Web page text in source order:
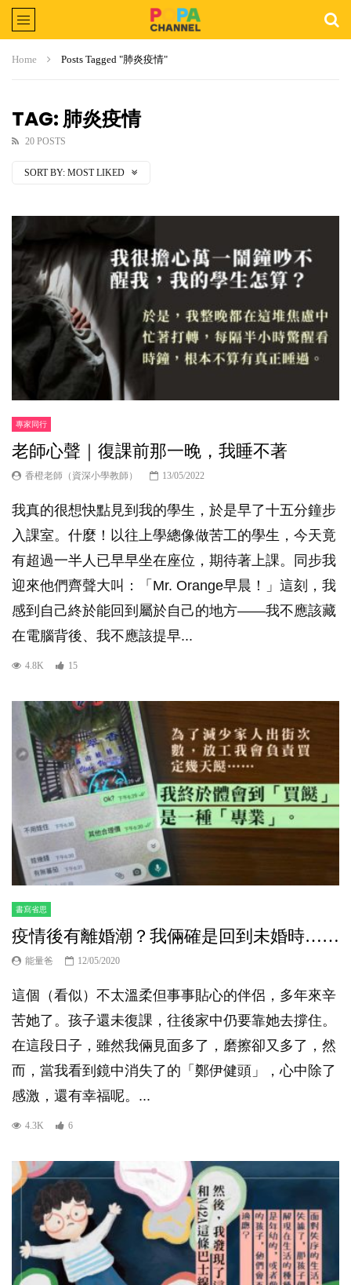
Home Posts Tagged "肺炎疫情"
TAG: 肺炎疫情
20 POSTS
SORT BY: MOST LIKED
專家同行
老師心聲｜復課前那一晚，我睡不著
香橙老師（資深小學教師） 13/05/2022
我真的很想快點見到我的學生，於是早了十五分鐘步
入課室。什麼！以往上學總像做苦工的學生，今天竟
有超過一半人已早早坐在座位，期待著上課。同步我
迎來他們齊聲大叫：「Mr. Orange早晨！」這刻，我
感到自己終於能回到屬於自己的地方——我不應該藏
在電腦背後、我不應該提早...
4.8K 15
書寫省思
疫情後有離婚潮？我倆確是回到未婚時……
能量爸 12/05/2020
這個（看似）不太溫柔但事事貼心的伴侶，多年來辛
苦她了。孩子還未復課，往後家中仍要靠她去撐住。
在這段日子，雖然我倆見面多了，磨擦卻又多了，然
而，當我看到鏡中消失了的「鄭伊健頭」，心中除了
感激，還有幸福呢。...
4.3K 6